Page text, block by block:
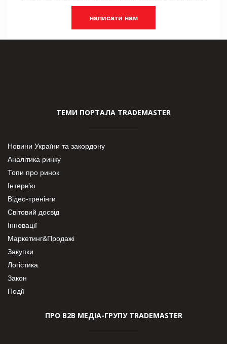
написати нам
ТЕМИ ПОРТАЛА TRADEMASTER
Новини України та закордону
Аналітика ринку
Топи про ринок
Інтерв’ю
Відео-тренінги
Світовий досвід
Інновації
Маркетинг&Продажі
Закупки
Логістика
Закон
Події
ПРО В2В МЕДІА-ГРУПУ TRADEMASTER